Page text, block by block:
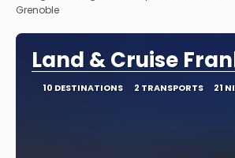
Grenoble
Land & Cruise
10 DESTINATIONS 2 TRANSPORTS 21